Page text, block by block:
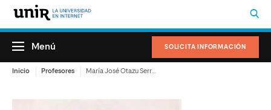
SOLICITA INFORMACIÓN
Menú
Inicio Profesores